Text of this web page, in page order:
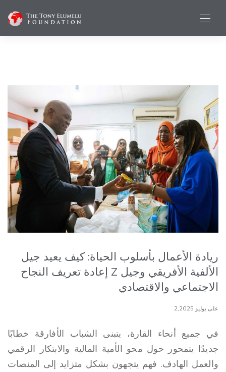
ريادة الأعمال بأسلوب الحياة: كيف يعيد جيل
الألفية الأفريقي وجيل Z إعادة تعريف النجاح
الاجتماعي والاقتصادي
على يوليو 2,2025
في جميع أنحاء القارة، يتبنى الشباب الأفارقة خطابًا
جديدًا يتمحور حول محو الأمية المالية والابتكار الرقمي
والعمل الهادف. فهم يتجهون بشكل متزايد إلى المنصات